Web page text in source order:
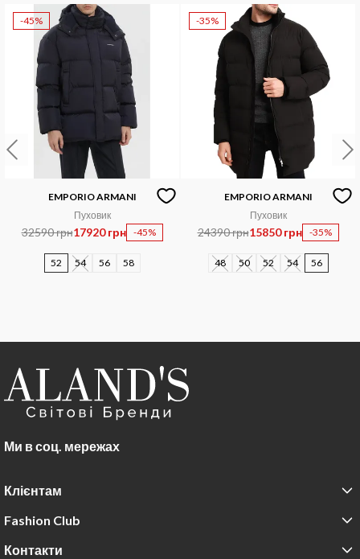
-45%
EMPORIO ARMANI
Пуховик
32590 грн17920 грн -45%
52 54 56 58
-35%
EMPORIO ARMANI
Пуховик
24390 грн15850 грн -35%
48 50 52 54 56
Ми в соц. мережах
Клієнтам
Fashion Club
Контакти